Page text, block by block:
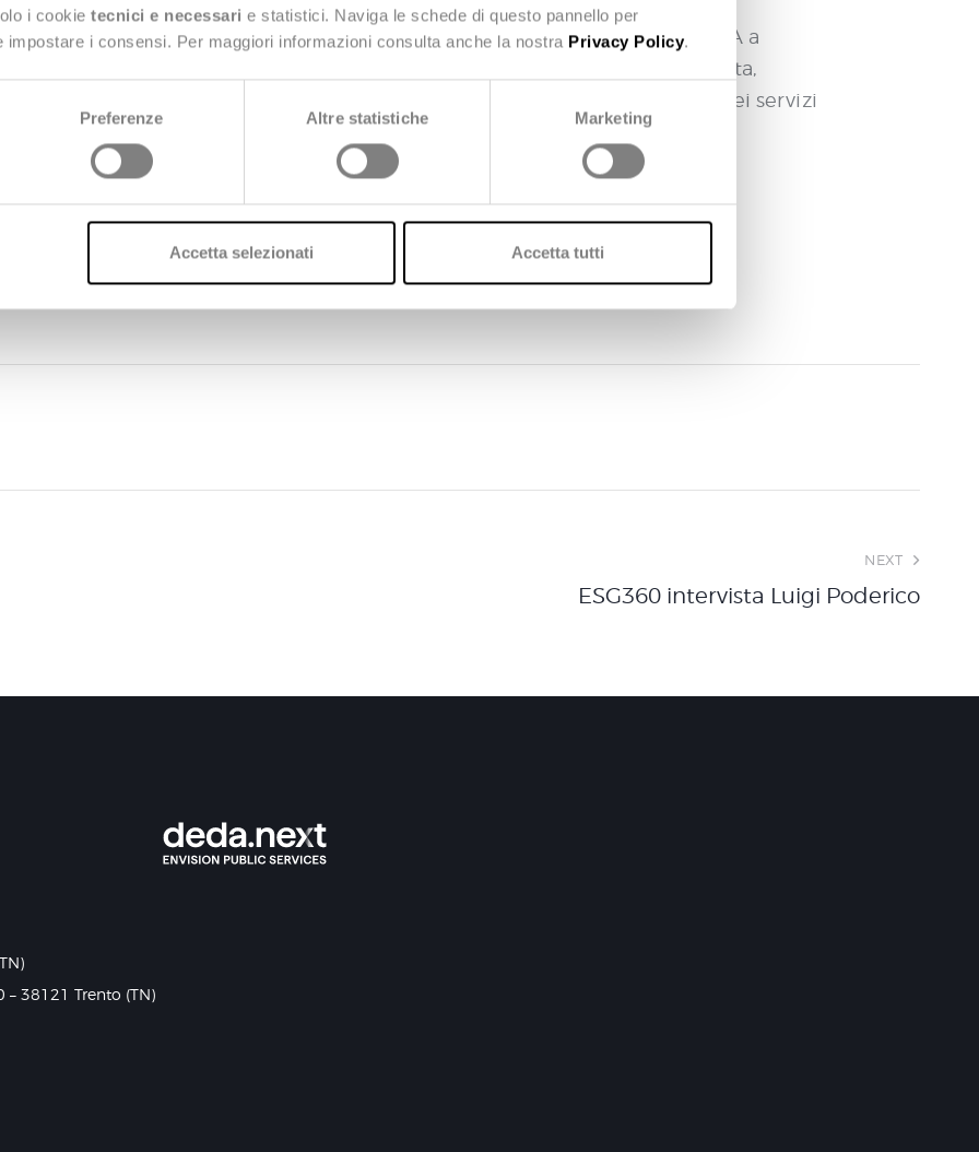
i cookie tecnici e necessari e statistici. Naviga le schede di questo pannello per
i consensi. Per maggiori informazioni consulta anche la nostra Privacy Policy.
Preferenze Altre statistiche Marketing
Accetta selezionati Accetta tutti
più il cittadino a dover rincorrere la Pubblica Amministrazione, ma la PA a
approccio può portare benefici significativi in termini di qualità della vita,
del carico burocratico, con risvolti positivi sull’economia e sulla fiducia nei servizi
NEXT
ESG360 intervista Luigi Poderico
38121 Trento (TN)